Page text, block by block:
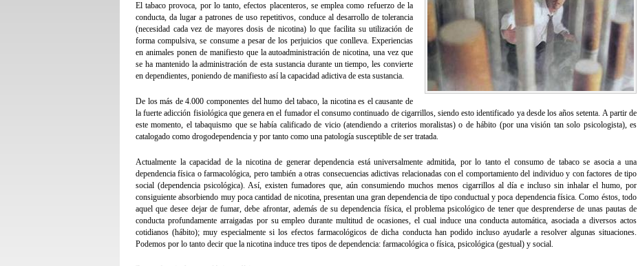
El tabaco provoca, por lo tanto, efectos placenteros, se emplea como refuerzo de la
conducta, da lugar a patrones de uso repetitivos, conduce al desarrollo de tolerancia
(necesidad cada vez de mayores dosis de nicotina) lo que facilita su utilización de
forma compulsiva, se consume a pesar de los perjuicios que conlleva. Experiencias
en animales ponen de manifiesto que la autoadministración de nicotina, una vez que
se ha mantenido la administración de esta sustancia durante un tiempo, les convierte
en dependientes, poniendo de manifiesto así la capacidad adictiva de esta sustancia.
De los más de 4.000 componentes del humo del tabaco, la nicotina es el causante de
la fuerte adicción fisiológica que genera en el fumador el consumo continuado de cigarrillos, siendo esto identificado ya desde los años setenta. A partir de
este momento, el tabaquismo que se había calificado de vicio (atendiendo a criterios moralistas) o de hábito (por una visión tan solo psicologista), es
catalogado como drogodependencia y por tanto como una patología susceptible de ser tratada.
Actualmente la capacidad de la nicotina de generar dependencia está universalmente admitida, por lo tanto el consumo de tabaco se asocia a una
dependencia física o farmacológica, pero también a otras consecuencias adictivas relacionadas con el comportamiento del individuo y con factores de tipo
social (dependencia psicológica). Así, existen fumadores que, aún consumiendo muchos menos cigarrillos al día e incluso sin inhalar el humo, por
consiguiente absorbiendo muy poca cantidad de nicotina, presentan una gran dependencia de tipo conductual y poca dependencia física. Como éstos, todo
aquel que desee dejar de fumar, debe afrontar, además de su dependencia física, el problema psicológico de tener que desprenderse de unas pautas de
conducta profundamente arraigadas por su empleo durante multitud de ocasiones, el cual induce una conducta automática, asociada a diversos actos
cotidianos (hábito); muy especialmente si los efectos farmacológicos de dicha conducta han podido incluso ayudarle a resolver algunas situaciones.
Podemos por lo tanto decir que la nicotina induce tres tipos de dependencia: farmacológica o física, psicológica (gestual) y social.